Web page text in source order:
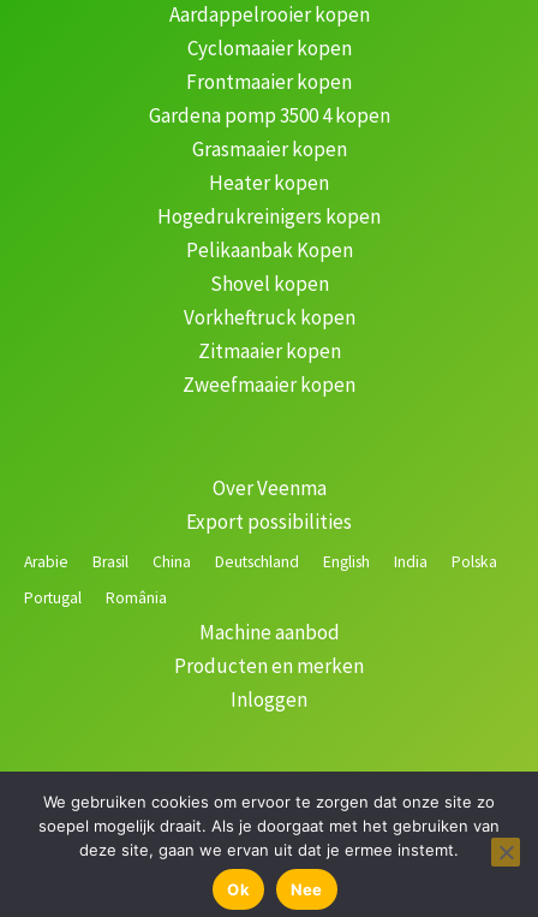
Aardappelrooier kopen
Cyclomaaier kopen
Frontmaaier kopen
Gardena pomp 3500 4 kopen
Grasmaaier kopen
Heater kopen
Hogedrukreinigers kopen
Pelikaanbak Kopen
Shovel kopen
Vorkheftruck kopen
Zitmaaier kopen
Zweefmaaier kopen
Over Veenma
Export possibilities
Arabie Brasil China Deutschland English India
Polska
Portugal
România
Machine aanbod
Producten en merken
Inloggen
Copyright © 2026 Veenma | Gerealiseerd door
We gebruiken cookies om ervoor te zorgen dat onze site zo
soepel mogelijk draait. Als je doorgaat met het gebruiken van
deze site, gaan we ervan uit dat je ermee instemt.
Ok Nee